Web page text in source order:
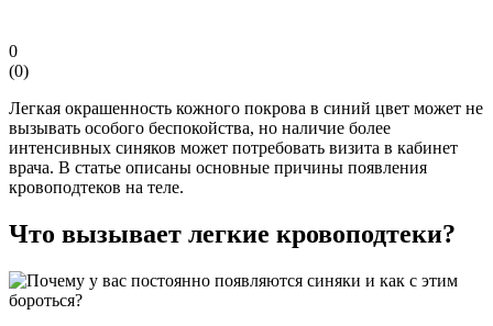
0
(0)
Легкая окрашенность кожного покрова в синий цвет может не
вызывать особого беспокойства, но наличие более
интенсивных синяков может потребовать визита в кабинет
врача. В статье описаны основные причины появления
кровоподтеков на теле.
Что вызывает легкие кровоподтеки?